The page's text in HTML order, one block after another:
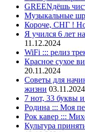
GREENдёшь
Музыкальные
Короче, СНГ !
Я учился 6 лет
11.12.2024
WiFi ::: релиз
Красное сухое
20.11.2024
Советы для
жизни 03.11.2024
7 нот, 33 буквы
Родина ::: Моя
Рок кавер :::
Культура